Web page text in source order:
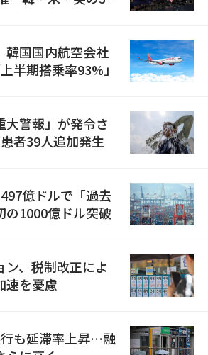
韓国国内航空会社
半期搭乗率93%」
大警報」が発令さ
者39人追加発生
億ドルで「過去
1000億ドル突破
ン、税制改正によ
速を憂慮
も延滞率上昇…融